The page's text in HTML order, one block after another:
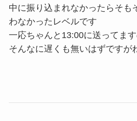
中に振り込まれなかったらそも
わなかったレベルです
一応ちゃんと13:00に送ってま
そんなに遅くも無いはずですが